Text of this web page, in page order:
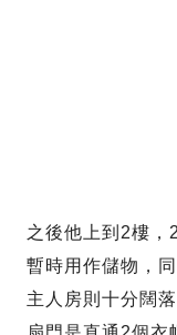
之後他上到2樓，
暫時用作儲物，
主人房則十分闊